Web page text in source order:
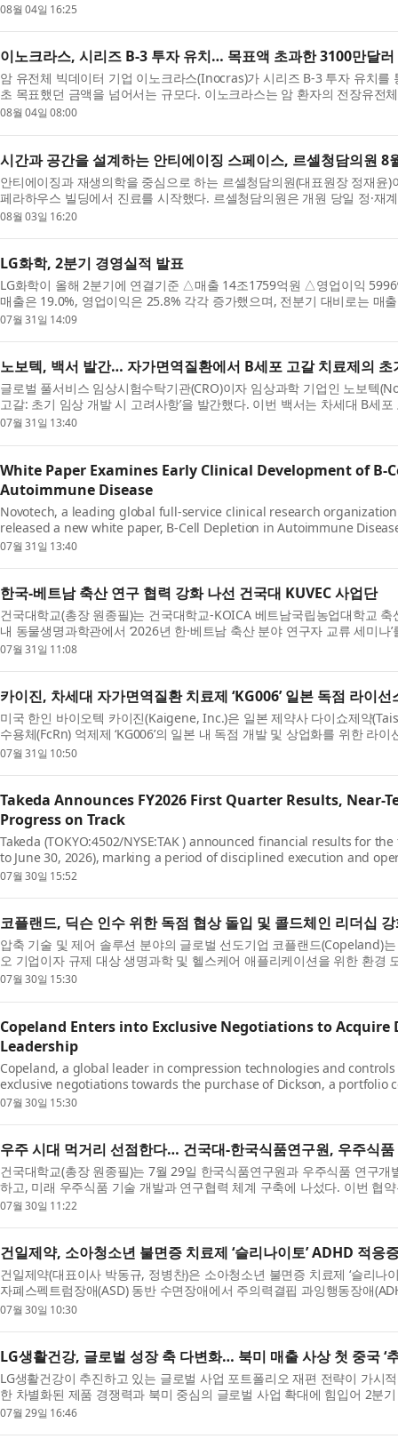
08월 04일 16:25
이노크라스, 시리즈 B-3 투자 유치… 목표액 초과한 3100만달러
암 유전체 빅데이터 기업 이노크라스(Inocras)가 시리즈 B-3 투자 유치
초 목표했던 금액을 넘어서는 규모다. 이노크라스는 암 환자의 전장유전
08월 04일 08:00
시간과 공간을 설계하는 안티에이징 스페이스, 르셀청담의원 8
안티에이징과 재생의학을 중심으로 하는 르셀청담의원(대표원장 정재윤
페라하우스 빌딩에서 진료를 시작했다. 르셀청담의원은 개원 당일 정·재
08월 03일 16:20
LG화학, 2분기 경영실적 발표
LG화학이 올해 2분기에 연결기준 △매출 14조1759억원 △영업이익
매출은 19.0%, 영업이익은 25.8% 각각 증가했으며, 전분기 대비로는 매
07월 31일 14:09
노보텍, 백서 발간… 자가면역질환에서 B세포 고갈 치료제의 초
글로벌 풀서비스 임상시험수탁기관(CRO)이자 임상과학 기업인 노보텍
고갈: 초기 임상 개발 시 고려사항’을 발간했다. 이번 백서는 차세대 B세
07월 31일 13:40
White Paper Examines Early Clinical Development of B-
Autoimmune Disease
Novotech, a leading global full-service clinical research
released a new white paper, B-Cell Depletion in Autoimmune
07월 31일 13:40
한국-베트남 축산 연구 협력 강화 나선 건국대 KUVEC 사업단
건국대학교(총장 원종필)는 건국대학교-KOICA 베트남국립농업대학교
내 동물생명과학관에서 ‘2026년 한·베트남 축산 분야 연구자 교류 세미나
07월 31일 11:08
카이진, 차세대 자가면역질환 치료제 ‘KG006’ 일본 독점 라이
미국 한인 바이오텍 카이진(Kaigene, Inc.)은 일본 제약사 다이쇼제약
수용체(FcRn) 억제제 ‘KG006’의 일본 내 독점 개발 및 상업화를 위한 라
07월 31일 10:50
Takeda Announces FY2026 First Quarter Results,
Progress on Track
Takeda (TOKYO:4502/NYSE:TAK ) announced financial results for
to June 30, 2026), marking a period of disciplined execution and
07월 30일 15:52
코플랜드, 딕슨 인수 위한 독점 협상 돌입 및 콜드체인 리더십
압축 기술 및 제어 솔루션 분야의 글로벌 선도기업 코플랜드(Copeland)
오 기업이자 규제 대상 생명과학 및 헬스케어 애플리케이션을 위한 환경
07월 30일 15:30
Copeland Enters into Exclusive Negotiations to Acquire
Leadership
Copeland, a global leader in compression technologies and
exclusive negotiations towards the purchase of Dickson, a portfolio
07월 30일 15:30
우주 시대 먹거리 선점한다… 건국대-한국식품연구원, 우주식
건국대학교(총장 원종필)는 7월 29일 한국식품연구원과 우주식품 연구
하고, 미래 우주식품 기술 개발과 연구협력 체계 구축에 나섰다. 이번 협
07월 30일 11:22
건일제약, 소아청소년 불면증 치료제 ‘슬리나이토’ ADHD 적응
건일제약(대표이사 박동규, 정병찬)은 소아청소년 불면증 치료제 ‘슬리
자폐스펙트럼장애(ASD) 동반 수면장애에서 주의력결핍 과잉행동장애
07월 30일 10:30
LG생활건강, 글로벌 성장 축 다변화… 북미 매출 사상 첫 중국 ‘
LG생활건강이 추진하고 있는 글로벌 사업 포트폴리오 재편 전략이 가시
한 차별화된 제품 경쟁력과 북미 중심의 글로벌 사업 확대에 힘입어 2분
07월 29일 16:46